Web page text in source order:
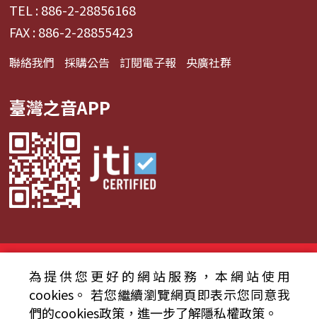
TEL : 886-2-28856168
FAX : 886-2-28855423
聯絡我們 採購公告 訂閱電子報 央廣社群
臺灣之音APP
© 2024財團法人中央廣播電臺 版權所有
資通安全政策聲明
服務條款 隱私權條款
為提供您更好的網站服務，本網站使用
cookies。 若您繼續瀏覽網頁即表示您同意我
們的cookies政策，進一步了解隱私權政策。